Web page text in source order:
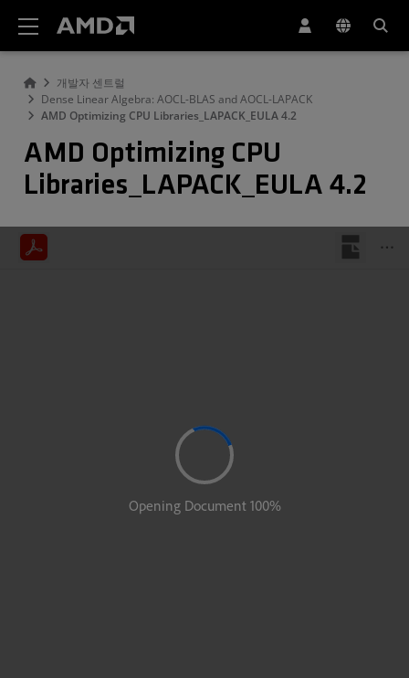
개발자 센트럴
Dense Linear Algebra: AOCL-BLAS and AOCL-LAPACK
AMD Optimizing CPU Libraries_LAPACK_EULA 4.2
AMD Optimizing CPU
Libraries_LAPACK_EULA 4.2